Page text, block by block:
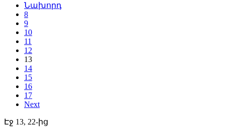
Նախորդ
8
9
10
11
12
13
14
15
16
17
Next
Էջ 13, 22-ից